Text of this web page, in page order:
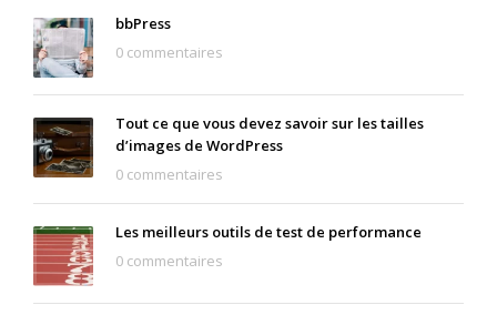
bbPress
0 commentaires
Tout ce que vous devez savoir sur les tailles
d’images de WordPress
0 commentaires
Les meilleurs outils de test de performance
0 commentaires